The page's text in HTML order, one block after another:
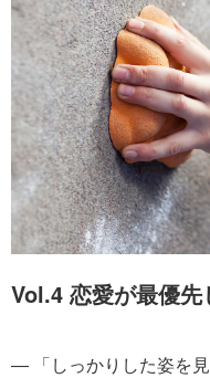
Vol.4 恋愛が最優
― 「しっかりした姿を